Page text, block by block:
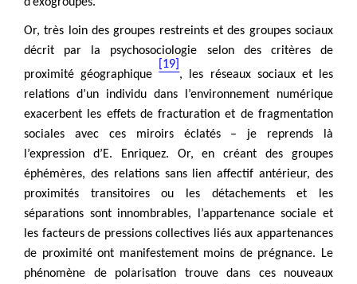
Or, très loin des groupes restreints et des groupes sociaux
décrit par la psychosociologie selon des critères de
proximité géographique
[19]
, les réseaux sociaux et les
relations d’un individu dans l’environnement numérique
exacerbent les effets de fracturation et de fragmentation
sociales avec ces miroirs éclatés – je reprends là
l’expression d’E. Enriquez. Or, en créant des groupes
éphémères, des relations sans lien affectif antérieur, des
proximités transitoires ou les détachements et les
séparations sont innombrables, l’appartenance sociale et
les facteurs de pressions collectives liés aux appartenances
de proximité ont manifestement moins de prégnance. Le
phénomène de polarisation trouve dans ces nouveaux